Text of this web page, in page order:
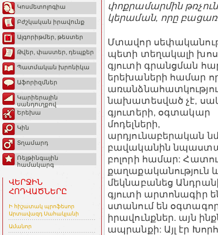
Կոսմետոլոգիա
Բժշկական իրավունք
Ալգորիթմեր, թեստեր
Թվեր, փաստեր, դեպքեր
Պատմական խրոնիկա
Աֆորիզմներ
Կարիերային
սանդուղքով
Երեխա
Կին
Տղամարդ
Ռեյթինգային
համակարգ
ՎԵՐՋԻՆ
ՀՈԴՎԱԾՆԵՐԸ
Ի հիշատակ պրոֆեսոր
Արտավազդ Սահակյանի
Ամանոր
փոքրամարմին
կերաման, որը
Մտավոր
պետի տեղակալի
գյուտի գրանցման
երեխաների համար
նախատեսված չէ,
գյուտերի, օգտակար
մոդելների,
արդյունաբերական
բավականին
բոլորի համար:
քաղաքականություն
մեկնաբանեց
գյուտի արտոնագիր
ստանում են
իրավունքներ. այն
ապրանքի: Այլ էր